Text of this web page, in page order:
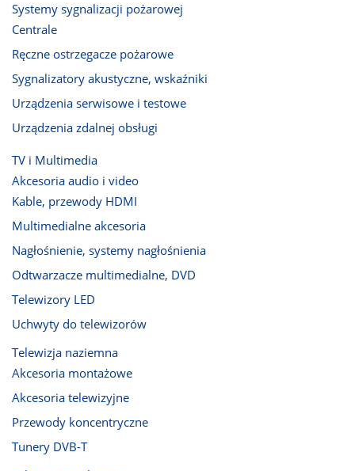
Systemy sygnalizacji pożarowej
Centrale
Ręczne ostrzegacze pożarowe
Sygnalizatory akustyczne, wskaźniki
Urządzenia serwisowe i testowe
Urządzenia zdalnej obsługi
TV i Multimedia
Akcesoria audio i video
Kable, przewody HDMI
Multimedialne akcesoria
Nagłośnienie, systemy nagłośnienia
Odtwarzacze multimedialne, DVD
Telewizory LED
Uchwyty do telewizorów
Telewizja naziemna
Akcesoria montażowe
Akcesoria telewizyjne
Przewody koncentryczne
Tunery DVB-T